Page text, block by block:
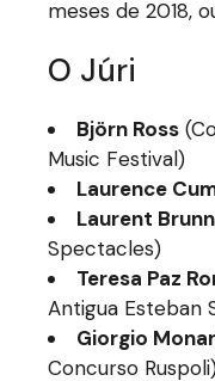
meses de 2018,
O Júri
Björn Ross
Music Festival)
Laurence
Laurent
Spectacles)
Teresa Paz
Antigua Esteban
Giorgio
Concurso